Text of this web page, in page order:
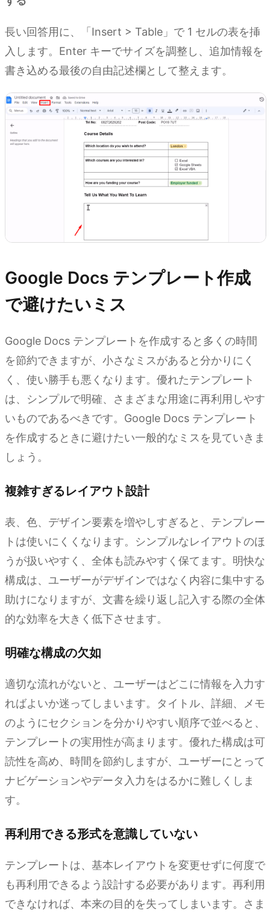
長い回答用に、「Insert > Table」で 1 セルの表を挿
入します。Enter キーでサイズを調整し、追加情報を
書き込める最後の自由記述欄として整えます。
Google Docs テンプレート作成
で避けたいミス
Google Docs テンプレートを作成すると多くの時間
を節約できますが、小さなミスがあると分かりにく
く、使い勝手も悪くなります。優れたテンプレート
は、シンプルで明確、さまざまな用途に再利用しやす
いものであるべきです。Google Docs テンプレート
を作成するときに避けたい一般的なミスを見ていきま
しょう。
複雑すぎるレイアウト設計
表、色、デザイン要素を増やしすぎると、テンプレー
トは使いにくくなります。シンプルなレイアウトのほ
うが扱いやすく、全体も読みやすく保てます。明快な
構成は、ユーザーがデザインではなく内容に集中する
助けになりますが、文書を繰り返し記入する際の全体
的な効率を大きく低下させます。
明確な構成の欠如
適切な流れがないと、ユーザーはどこに情報を入力す
ればよいか迷ってしまいます。タイトル、詳細、メモ
のようにセクションを分かりやすい順序で並べると、
テンプレートの実用性が高まります。優れた構成は可
読性を高め、時間を節約しますが、ユーザーにとって
ナビゲーションやデータ入力をはるかに難しくしま
す。
再利用できる形式を意識していない
テンプレートは、基本レイアウトを変更せずに何度で
も再利用できるよう設計する必要があります。再利用
できなければ、本来の目的を失ってしまいます。さま